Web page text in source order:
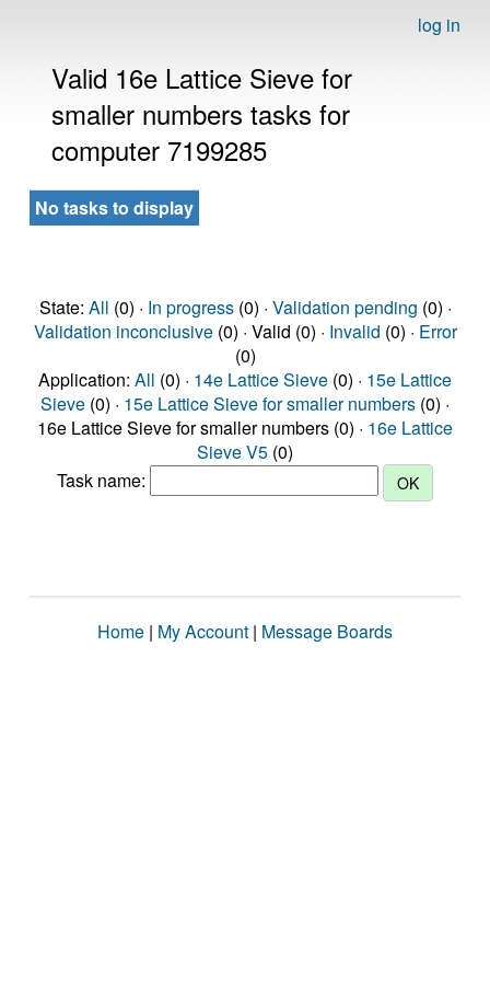
log in
Valid 16e Lattice Sieve for
smaller numbers tasks for
computer 7199285
No tasks to display
State: All (0) · In progress(0) · Validation pending (0) ·
Validation inconclusive(0) · Valid (0) · Invalid (0) · Error
(0)
Application: All (0) · 14e Lattice Sieve (0) · 15e Lattice
Sieve (0) · 15e Lattice Sieve for smaller numbers (0) ·
16e Lattice Sieve for smaller numbers (0) · 16e Lattice
Sieve V5 (0)
Task name:
Home | My Account | Message Boards